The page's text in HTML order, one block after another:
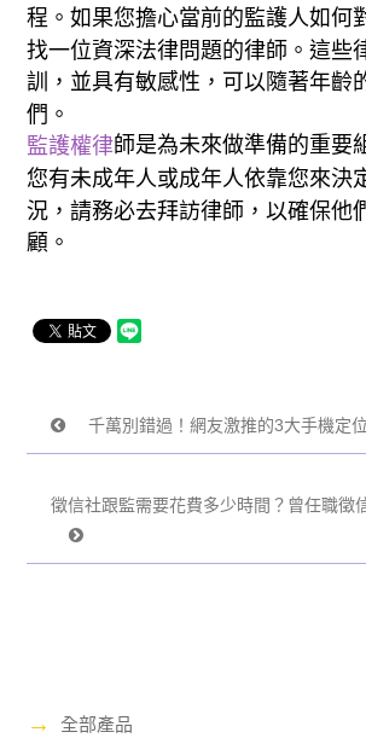
程。如果您擔心當前的監護人如何
找一位資深法律問題的律師。這些
訓，並具有敏感性，可以隨著年齡
們。
監護權律師是為未來做準備的重要
您有未成年人或成年人依靠您來決
況，請務必去拜訪律師，以確保他
顧。
千萬別錯過！網友激推的3大手機定
徵信社跟監需要花費多少時間？曾任職徵
→ 全部產品